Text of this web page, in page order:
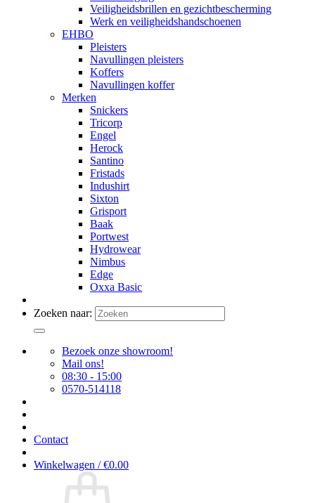
Veiligheidsbrillen en gezichtbescherming
Werk en veiligheidshandschoenen
EHBO
Pleisters
Navullingen pleisters
Koffers
Navullingen koffer
Merken
Snickers
Tricorp
Engel
Herock
Santino
Fristads
Indushirt
Sixton
Grisport
Baak
Portwest
Hydrowear
Nimbus
Edge
Oxxa Basic
Zoeken naar:
Bezoek onze showroom!
Mail ons!
08:30 - 15:00
0570-514118
Contact
Winkelwagen /€0.00